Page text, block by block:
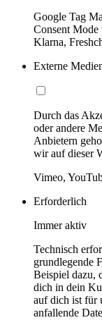
Google Tag
Consent
Klarna,
Externe
Durch das
oder andere
Anbietern
wir auf dieser
Vimeo,
Erforderlich
Immer aktiv
Technisch
grundlegende
Beispiel dazu,
dich in dein
auf dich ist für
anfallende